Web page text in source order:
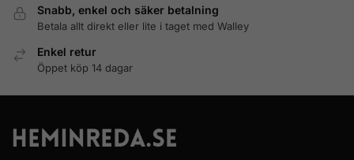
Snabb, enkel och säker betalning
Betala allt direkt eller lite i taget med Walley
Enkel retur
Öppet köp 14 dagar